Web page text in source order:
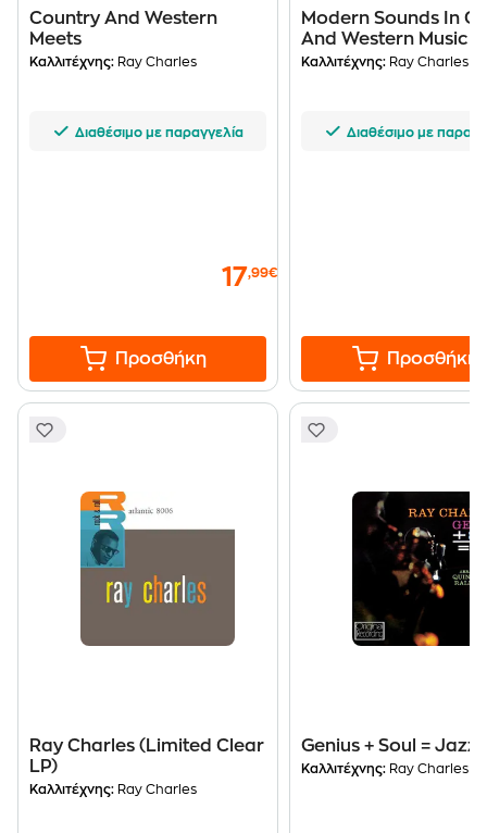
Country And Western
Meets
Καλλιτέχνης: Ray Charles
Διαθέσιμο με παραγγελία
17,99€
Προσθήκη
Modern Sounds In
And Western Music
(LP)
Καλλιτέχνης: Ray Charles
Διαθέσιμο με
Προσθήκη
Ray Charles (Limited Clear
LP)
Καλλιτέχνης: Ray Charles
Genius + Soul = Jazz
Καλλιτέχνης: Ray Charles